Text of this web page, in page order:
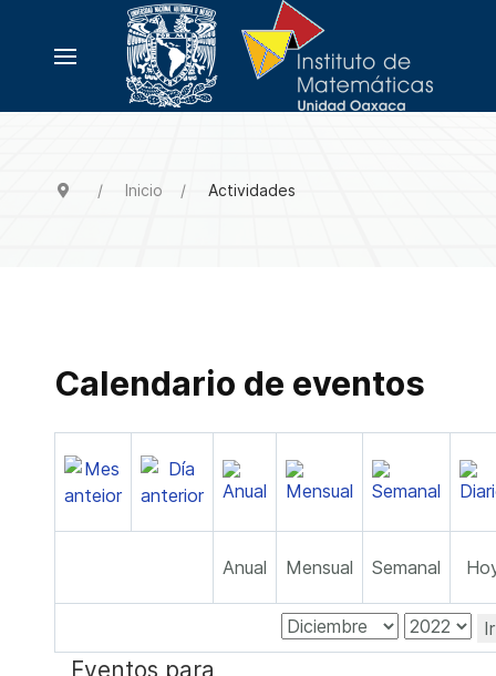
Inicio Actividades
Calendario de eventos
Anual Mensual Semanal
Eventos para